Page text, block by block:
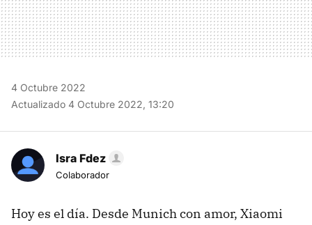
4 Octubre 2022
Actualizado 4 Octubre 2022, 13:20
Isra Fdez
Colaborador
Hoy es el día. Desde Munich con amor, Xiaomi